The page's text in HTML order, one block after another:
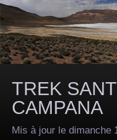
TREK
CAMPANA
Mis à jour le dimanche